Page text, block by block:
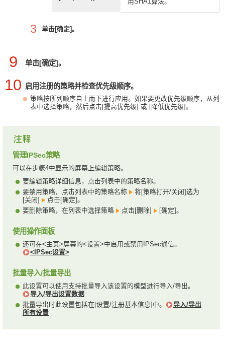
3 单击[确定]。
9 单击[确定]。
10 启用注册的策略并检查优先级顺序。
策略按所列顺序自上而下进行应用。如果要更改优先级顺序，从列
表中选择策略，然后点击[提高优先级] 或 [降低优先级]。
管理IPSec策略
可以在步骤4中显示的屏幕上编辑策略。
要编辑策略详细信息，点击列表中的策略名称。
要禁用策略，点击列表中的策略名称
将[策略打开/关闭]选为
[关闭]
点击[确定]。
要删除策略，在列表中选择策略
点击[删除] [确定]。
使用操作面板
还可在<主页>屏幕的<设置>中启用或禁用IPSec通信。
<IPSec设置>
批量导入/批量导出
此设置可以使用支持批量导入该设置的模型进行导入/导出。
导入/导出设置数据
批量导出时此设置包括在[设置/注册基本信息]中。
导入/导出
所有设置